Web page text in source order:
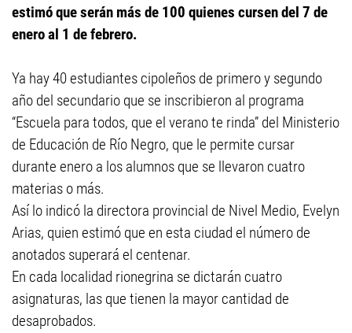
estimó que serán más de 100 quienes cursen del 7 de
enero al 1 de febrero.
Ya hay 40 estudiantes cipoleños de primero y segundo
año del secundario que se inscribieron al programa
“Escuela para todos, que el verano te rinda” del Ministerio
de Educación de Río Negro, que le permite cursar
durante enero a los alumnos que se llevaron cuatro
materias o más.
Así lo indicó la directora provincial de Nivel Medio, Evelyn
Arias, quien estimó que en esta ciudad el número de
anotados superará el centenar.
En cada localidad rionegrina se dictarán cuatro
asignaturas, las que tienen la mayor cantidad de
desaprobados.